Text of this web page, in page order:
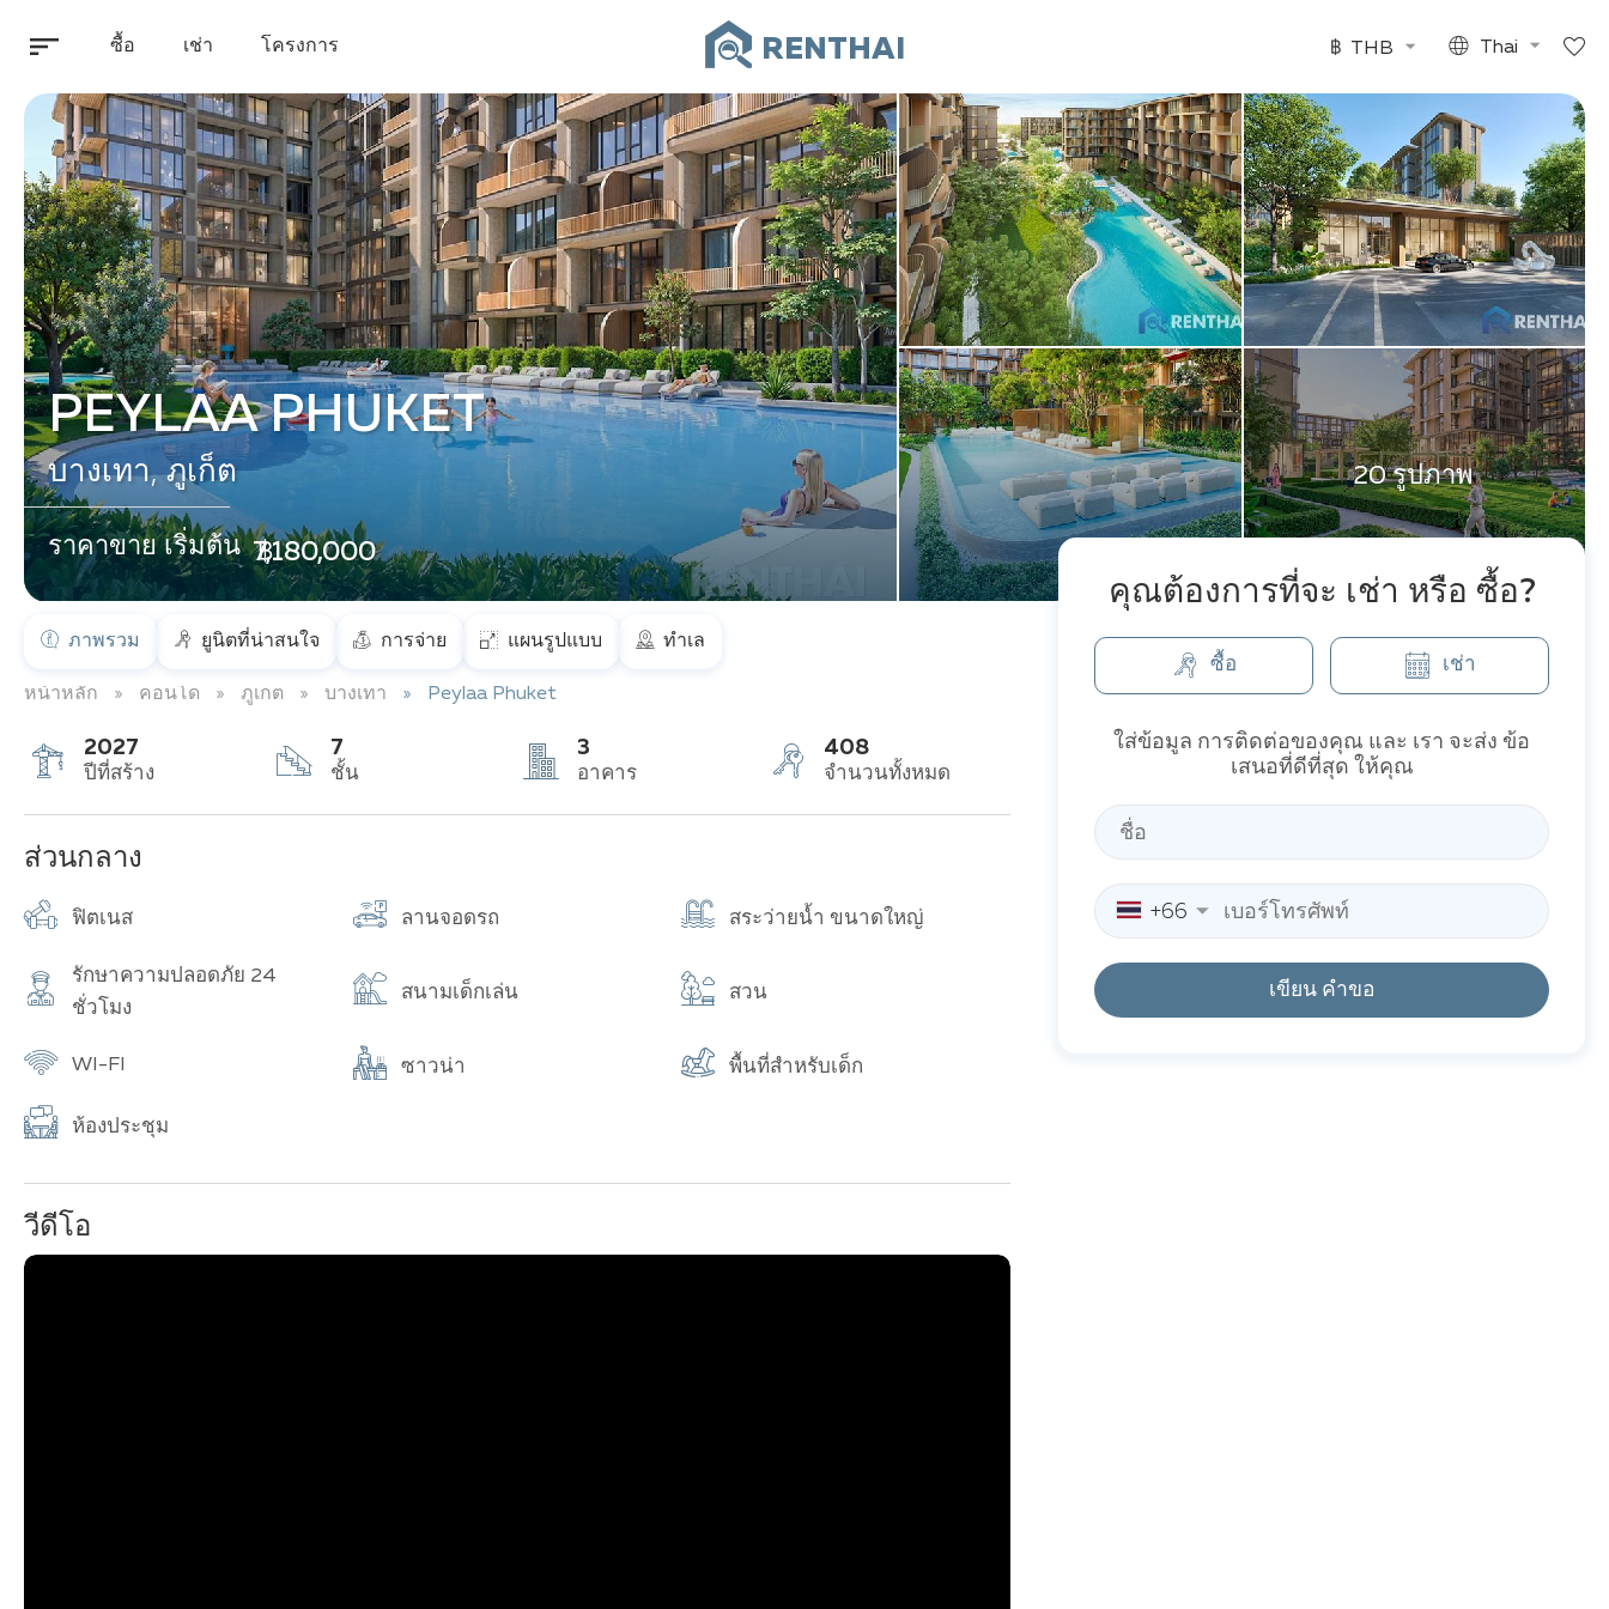
ซื้อ เช่า โครงการ RENTHAI ฿ THB Thai
20 รูปภาพ
PEYLAA PHUKET
บางเทา, ภูเก็ต
ราคาขาย เริ่มต้น ฿ 7,180,000
ภาพรวม ยูนิตที่น่าสนใจ การจ่าย แผนรูปแบบ ทำเล
หน้าหลัก คอนโด ภูเก็ต บางเทา Peylaa Phuket
2027
ปีที่สร้าง
7
ชั้น
3
อาคาร
408
จำนวนทั้งหมด
ส่วนกลาง
ฟิตเนส ลานจอดรถ สระว่ายน้ำ ขนาดใหญ่
รักษาความปลอดภัย 24
ชั่วโมง
สนามเด็กเล่น สวน
WI-FI ซาวน่า พื้นที่สำหรับเด็ก
ห้องประชุม
วีดีโอ
คุณต้องการที่จะ เช่า หรือ ซื้อ?
ซื้อ เช่า
ใส่ข้อมูล การติดต่อของคุณ และ เรา จะส่ง ข้อ
เสนอที่ดีที่สุด ให้คุณ
+66
เขียน คำขอ